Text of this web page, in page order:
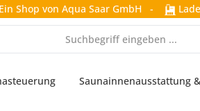
Ein Shop von Aqua Saar GmbH -
Saunainnenausstattung